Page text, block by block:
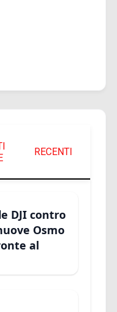
RECENTI
DJI contro
Osmo
al